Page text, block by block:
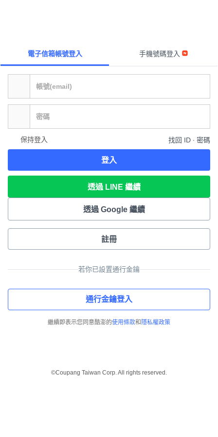
電子信箱帳號登入 手機號碼登入
保持登入 找回 ID ∙ 密碼
登入
透過 LINE 繼續
透過 Google 繼續
註冊
若你已設置通行金鑰
通行金鑰登入
繼續即表示您同意酷澎的使用條款和 隱私權政策
©Coupang Taiwan Corp. All rights reserved.